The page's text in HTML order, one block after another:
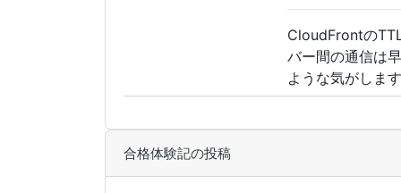
CloudFrontの
バー間の通信は
ような気がしま
合格体験記の投稿